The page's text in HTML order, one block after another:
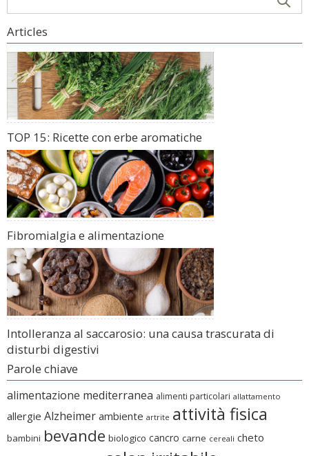
Articles
TOP 15: Ricette con erbe aromatiche
Fibromialgia e alimentazione
Intolleranza al saccarosio: una causa trascurata di
disturbi digestivi
Parole chiave
alimentazione mediterranea alimenti particolari allattamento
allergie Alzheimer ambiente artrite attività fisica
bambini bevande biologico cancro carne cereali cheto